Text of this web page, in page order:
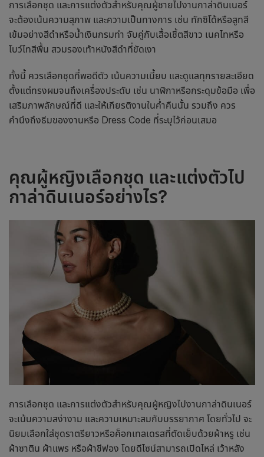
การเลือกชุด และการแต่งตัวสำหรับคุณผู้ชายไปงานกาล่าดินเนอร์
จะต้องเน้นความสุภาพ และความเป็นทางการ เช่น ทักซิโด้หรือสูทสี
เข้มอย่างสีดำหรือน้ำเงินกรมท่า จับคู่กับเสื้อเชิ้ตสีขาว เนคไทหรือ
โบว์ไทสีพื้น สวมรองเท้าหนังสีดำที่ขัดเงา
ทั้งนี้ ควรเลือกชุดที่พอดีตัว เน้นความเนี้ยบ และดูแลทุกรายละเอียด
ตั้งแต่ทรงผมจนถึงเครื่องประดับ เช่น นาฬิกาหรือกระดุมข้อมือ เพื่อ
เสริมภาพลักษณ์ที่ดี และให้เกียรติงานในค่ำคืนนั้น รวมถึง ควร
คำนึงถึงธีมของงานหรือ Dress Code ที่ระบุไว้ก่อนเสมอ
คุณผู้หญิงเลือกชุด และแต่งตัวไป
กาล่าดินเนอร์อย่างไร?
การเลือกชุด และการแต่งตัวสำหรับคุณผู้หญิงไปงานกาล่าดินเนอร์
จะเน้นความสง่างาม และความเหมาะสมกับบรรยากาศ โดยทั่วไป จะ
นิยมเลือกใส่ชุดราตรียาวหรือค็อกเทลเดรสที่ตัดเย็บด้วยผ้าหรู เช่น
ผ้าซาติน ผ้าแพร หรือผ้าชีฟอง โดยดีไซน์สามารถเปิดไหล่ เว้าหลัง